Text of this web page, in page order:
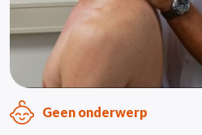
Geen onderwerp